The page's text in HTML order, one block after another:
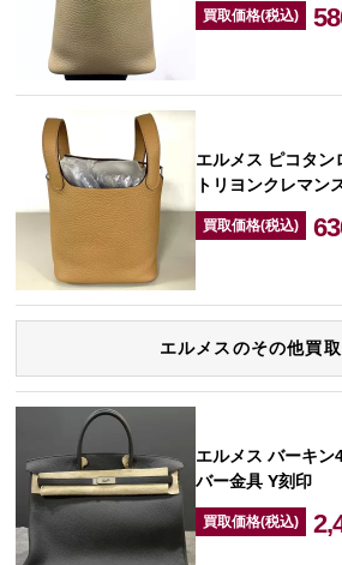
買取価格(税込)
エルメス ピコタン
トリヨンクレマン
買取価格(税込)
エルメスのその他買
エルメス バーキ
バー金具 Y刻印
買取価格(税込)